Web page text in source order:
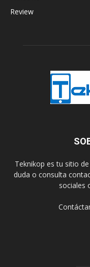
Review
Teknikop es tu sitio
duda o consulta
sociales